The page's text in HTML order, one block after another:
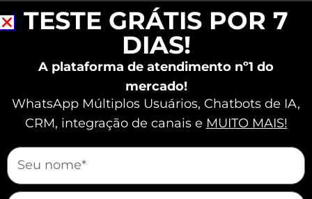
pesquisas trimestrais, conseguiu um
aumento de 15% na satisfação dos
colaboradores no último ano.
Como Implementar
Estratégias de
Endomarketing de
Sucesso
TESTE GRÁTIS POR 7
DIAS!
A plataforma de atendimento nº1 do
mercado!
WhatsApp Múltiplos Usuários, Chatbots de IA,
CRM, integração de canais e MUITO MAIS!
mauticform[nome]